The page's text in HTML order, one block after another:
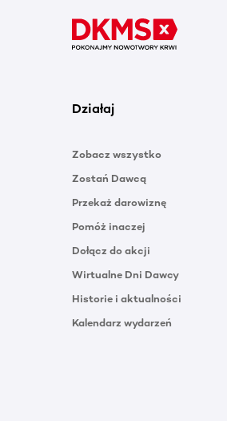
Działaj
Zobacz wszystko
Zostań Dawcą
Przekaż darowiznę
Pomóż inaczej
Dołącz do akcji
Wirtualne Dni Dawcy
Historie i aktualności
Kalendarz wydarzeń